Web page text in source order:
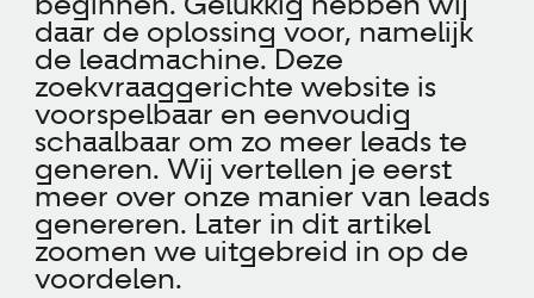
daar de oplossing voor, namelijk
de leadmachine. Deze
zoekvraaggerichte website is
voorspelbaar en eenvoudig
schaalbaar om zo meer leads te
generen. Wij vertellen je eerst
meer over onze manier van leads
genereren. Later in dit artikel
zoomen we uitgebreid in op de
voordelen.